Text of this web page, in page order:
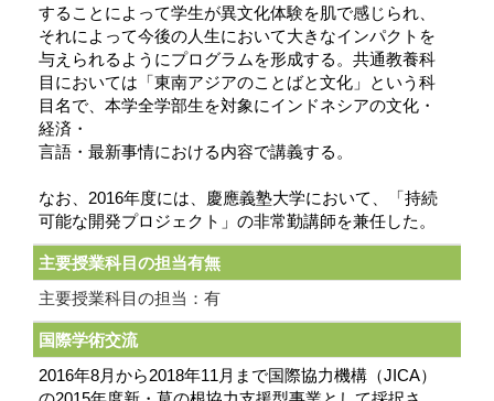
することによって学生が異文化体験を肌で感じられ、
それによって今後の人生において大きなインパクトを
与えられるようにプログラムを形成する。共通教養科
目においては「東南アジアのことばと文化」という科
目名で、本学全学部生を対象にインドネシアの文化・
経済・
言語・最新事情における内容で講義する。
なお、2016年度には、慶應義塾大学において、「持続
可能な開発プロジェクト」の非常勤講師を兼任した。
主要授業科目の担当有無
主要授業科目の担当：有
国際学術交流
2016年8月から2018年11月まで国際協力機構（JICA）